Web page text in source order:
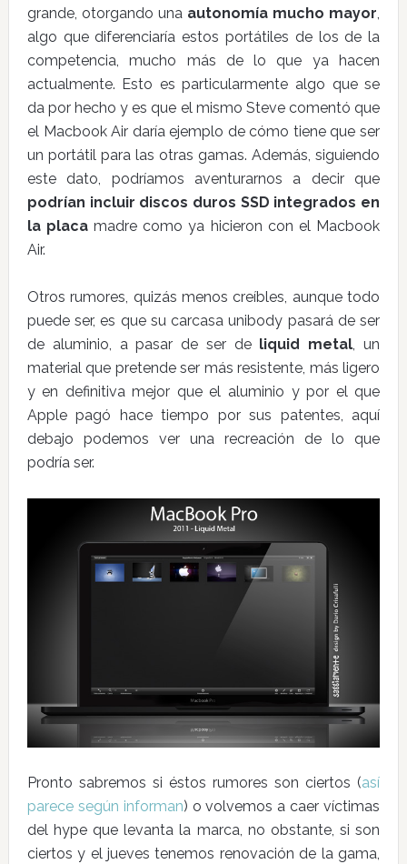
grande, otorgando una autonomía mucho mayor,
algo que diferenciaría estos portátiles de los de la
competencia, mucho más de lo que ya hacen
actualmente. Esto es particularmente algo que se
da por hecho y es que el mismo Steve comentó que
el Macbook Air daría ejemplo de cómo tiene que ser
un portátil para las otras gamas. Además, siguiendo
este dato, podríamos aventurarnos a decir que
podrían incluir discos duros SSD integrados en
la placa madre como ya hicieron con el Macbook
Air.
Otros rumores, quizás menos creíbles, aunque todo
puede ser, es que su carcasa unibody pasará de ser
de aluminio, a pasar de ser de liquid metal, un
material que pretende ser más resistente, más ligero
y en definitiva mejor que el aluminio y por el que
Apple pagó hace tiempo por sus patentes, aquí
debajo podemos ver una recreación de lo que
podría ser.
Pronto sabremos si éstos rumores son ciertos (así
parece según informan) o volvemos a caer víctimas
del hype que levanta la marca, no obstante, si son
ciertos y el jueves tenemos renovación de la gama,